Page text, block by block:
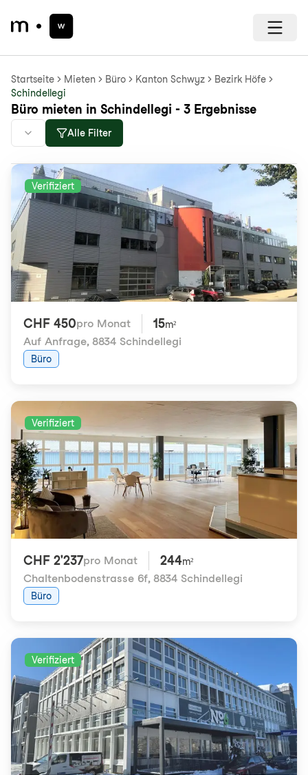
Startseite Mieten Büro Kanton Schwyz
Bezirk Höfe
Schindellegi
Büro mieten in Schindellegi - 3 Ergebnisse
Alle Filter
Verifiziert
CHF 450pro Monat 15m²
Auf Anfrage, 8834 Schindellegi
Büro
Verifiziert
CHF 2'237pro Monat 244m²
Chaltenbodenstrasse 6f, 8834 Schindellegi
Büro
Verifiziert